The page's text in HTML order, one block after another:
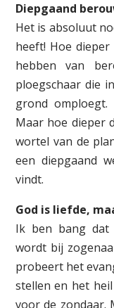
Diepgaand
Het is absoluut
heeft! Hoe
hebben van
ploegschaar die
grond
Maar hoe dieper
wortel van de
een diepgaand
vindt.
God is liefde,
Ik ben bang dat
wordt bij
probeert het
stellen en het
voor de zondaar.